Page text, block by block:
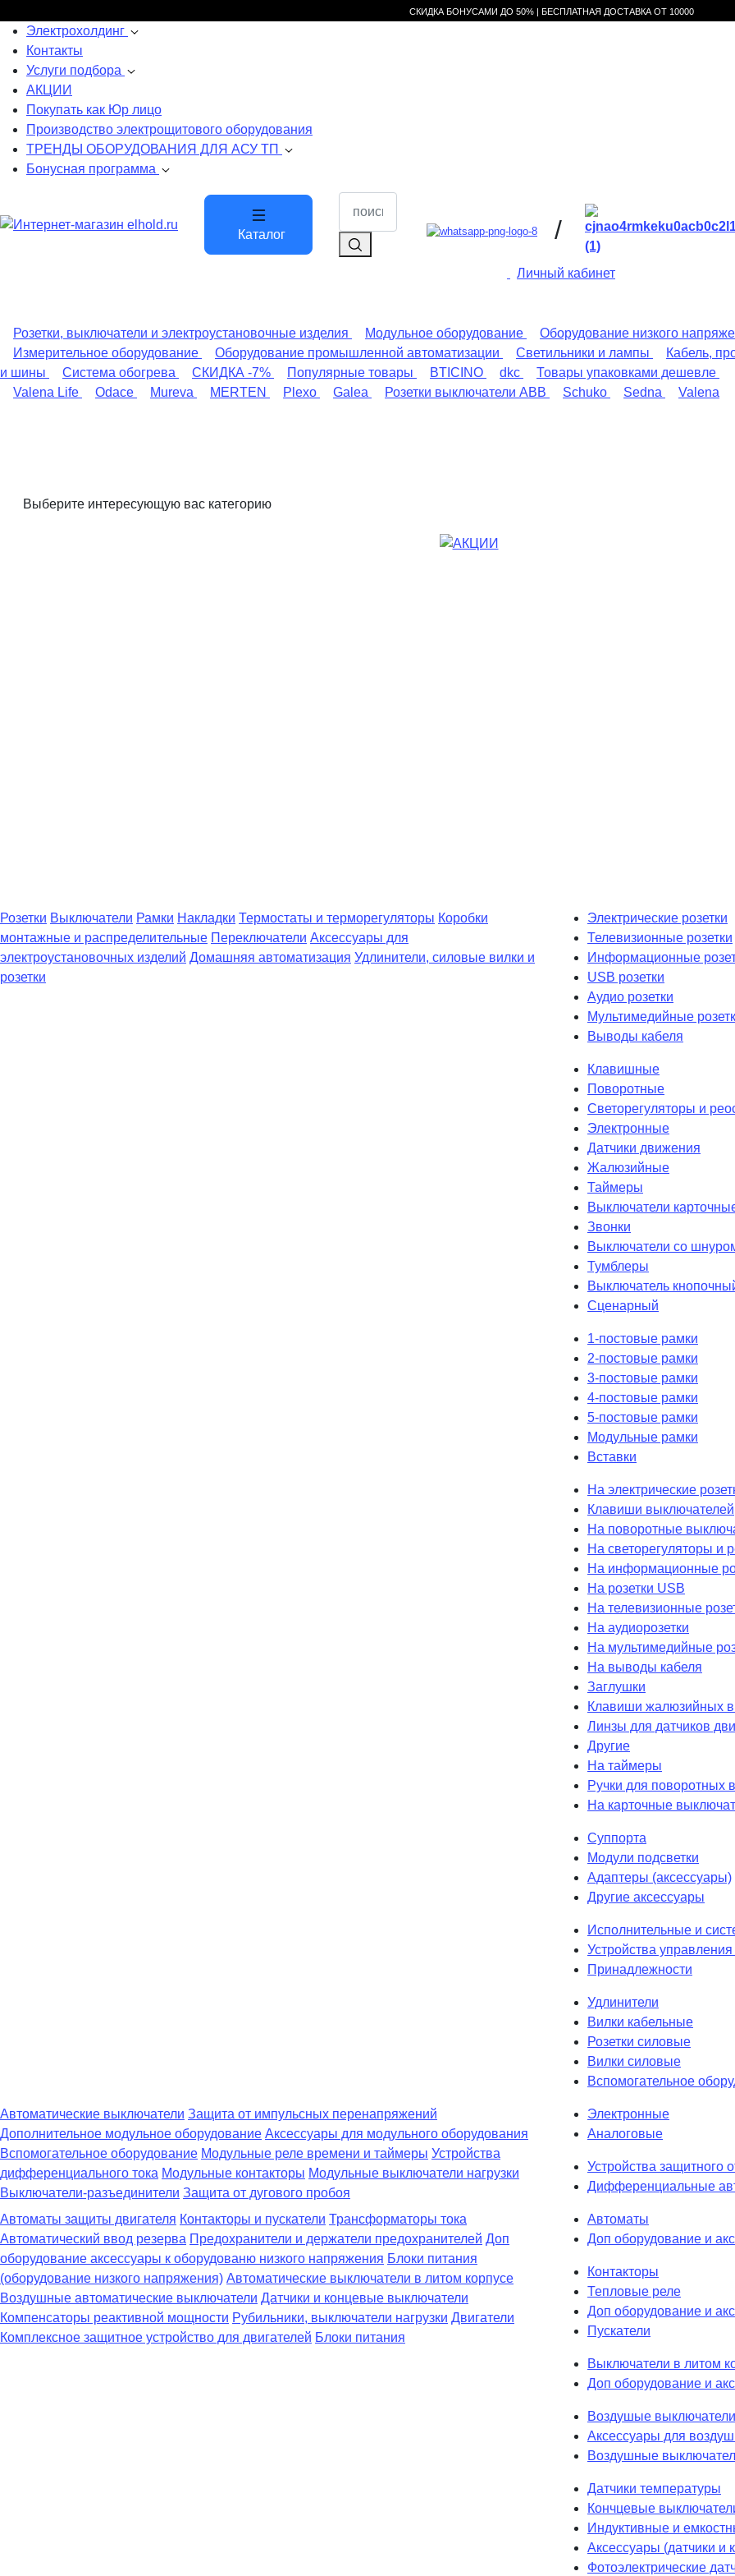
СКИДКА БОНУСАМИ ДО 50% | БЕСПЛАТНАЯ ДОСТАВКА ОТ 10000
Электрохолдинг
Контакты
Услуги подбора
АКЦИИ
Покупать как Юр лицо
Производство электрощитового оборудования
ТРЕНДЫ ОБОРУДОВАНИЯ ДЛЯ АСУ ТП
Бонусная программа
Каталог /
Личный кабинет
Розетки, выключатели и электроустановочные изделия Модульное оборудование Оборудование низкого
Измерительное оборудование
Оборудование промышленной автоматизации Светильники и лампы Кабель,
и шины
Система обогрева СКИДКА -7% Популярные товары BTICINO dkc Товары упаковками дешевле
Valena Life
Odace Mureva MERTEN Plexo Galea Розетки выключатели ABB Schuko Sedna Valena
Выберите интересующую вас категорию
Розетки Выключатели Рамки Накладки Термостаты и терморегуляторы Коробки
монтажные и распределительные Переключатели Аксессуары для
электроустановочных изделий Домашняя автоматизация Удлинители, силовые вилки и
розетки
Электрические розетки
Телевизионные розетки
Информационные
USB розетки
Аудио розетки
Мультимедийные
Выводы кабеля
Клавишные
Поворотные
Светорегуляторы и
Электронные
Датчики движения
Жалюзийные
Таймеры
Выключатели
Звонки
Выключатели со
Тумблеры
Выключатель
Сценарный
1-постовые рамки
2-постовые рамки
3-постовые рамки
4-постовые рамки
5-постовые рамки
Модульные рамки
Вставки
На электрические
Клавиши выключателей
На поворотные
На светорегуляторы и
На информационные
На розетки USB
На телевизионные
На аудиорозетки
На мультимедийные
На выводы кабеля
Заглушки
Клавиши жалюзийных
Линзы для датчиков
Другие
На таймеры
Ручки для поворотных
На карточные
Суппорта
Модули подсветки
Адаптеры (аксессуары)
Другие аксессуары
Исполнительные и
Устройства управления
Принадлежности
Удлинители
Вилки кабельные
Розетки силовые
Вилки силовые
Вспомогательное
Автоматические выключатели Защита от импульсных перенапряжений
Дополнительное модульное оборудование Аксессуары для модульного оборудования
Вспомогательное оборудование Модульные реле времени и таймеры Устройства
дифференциального тока Модульные контакторы Модульные выключатели нагрузки
Выключатели-разъединители Защита от дугового пробоя
Электронные
Аналоговые
Устройства защитного
Дифференциальные
Автоматы защиты двигателя Контакторы и пускатели Трансформаторы тока
Автоматический ввод резерва Предохранители и держатели предохранителей Доп
оборудование аксессуары к оборудованю низкого напряжения Блоки питания
(оборудование низкого напряжения) Автоматические выключатели в литом корпусе
Воздушные автоматические выключатели Датчики и концевые выключатели
Компенсаторы реактивной мощности Рубильники, выключатели нагрузки Двигатели
Комплексное защитное устройство для двигателей Блоки питания
Автоматы
Доп оборудование и
Контакторы
Тепловые реле
Доп оборудование и
Пускатели
Выключатели в литом
Доп оборудование и
Воздушые
Аксессуары для
Воздушные
Датчики температуры
Кончцевые
Индуктивные и
Аксессуары (датчики и
Фотоэлектрические